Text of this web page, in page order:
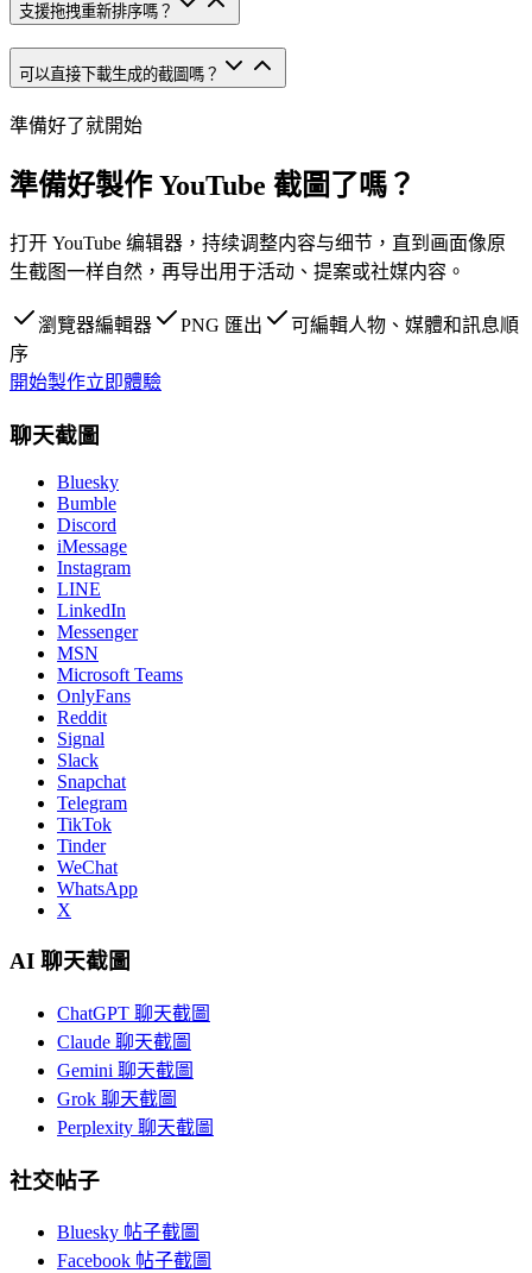
支援拖拽重新排序嗎？
可以直接下載生成的截圖嗎？
準備好了就開始
準備好製作 YouTube 截圖了嗎？
打开 YouTube 编辑器，持续调整内容与细节，直到画面像原
生截图一样自然，再导出用于活动、提案或社媒内容。
瀏覽器編輯器 PNG 匯出
可編輯人物、媒體和訊息順
序
開始製作立即體驗
聊天截圖
Bluesky
Bumble
Discord
iMessage
Instagram
LINE
LinkedIn
Messenger
MSN
Microsoft Teams
OnlyFans
Reddit
Signal
Slack
Snapchat
Telegram
TikTok
Tinder
WeChat
WhatsApp
X
AI 聊天截圖
ChatGPT 聊天截圖
Claude 聊天截圖
Gemini 聊天截圖
Grok 聊天截圖
Perplexity 聊天截圖
社交帖子
Bluesky 帖子截圖
Facebook 帖子截圖